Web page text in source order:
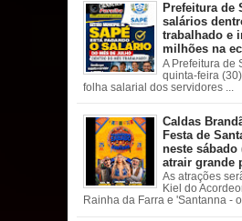
Prefeitura de
salários
trabalhado e
milhões na
A Prefeitura de
quinta-feira
folha salarial dos servidores ...
Caldas
Festa de
neste sábado
atrair grande
As atrações
Kiel do
Rainha da Farra e 'Santanna - o